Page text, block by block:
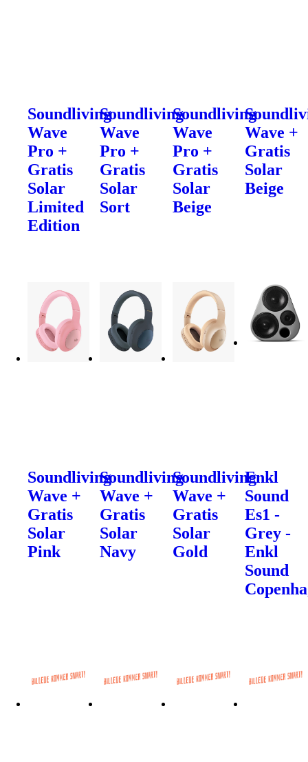
Soundliving
Wave
Pro +
Gratis
Solar
Limited
Edition
Soundliving
Wave
Pro +
Gratis
Solar
Sort
Soundliving
Wave
Pro +
Gratis
Solar
Beige
Wave +
Gratis
Solar
Beige
Soundliving
Wave +
Gratis
Solar
Pink
Soundliving
Wave +
Gratis
Solar
Navy
Soundliving
Wave +
Gratis
Solar
Gold
Enkl
Sound
Es1 -
Grey -
Enkl
Sound